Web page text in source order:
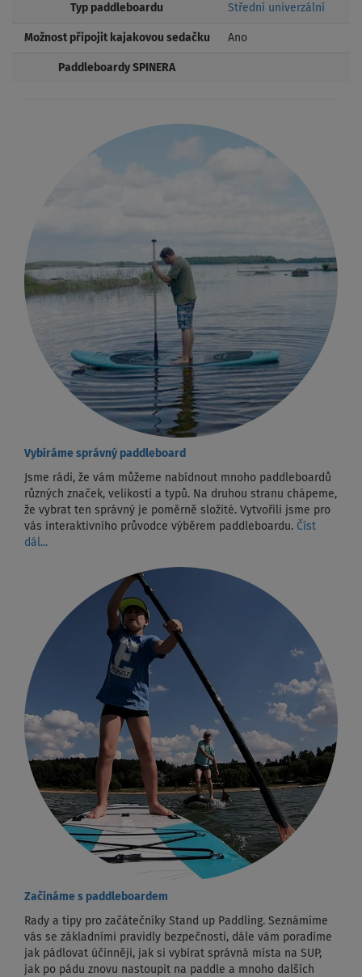
Typ paddleboardu Střední univerzální
Možnost připojit kajakovou sedačku Ano
Paddleboardy SPINERA
Vybíráme správný paddleboard
Jsme rádi, že vám můžeme nabídnout mnoho paddleboardů
různých značek, velikostí a typů. Na druhou stranu chápeme,
že vybrat ten správný je poměrně složité. Vytvořili jsme pro
vás interaktivního průvodce výběrem paddleboardu. Číst
dál...
Začínáme s paddleboardem
Rady a tipy pro začátečníky Stand up Paddling. Seznámíme
vás se základními pravidly bezpečnosti, dále vám poradíme
jak pádlovat účinněji, jak si vybírat správná místa na SUP,
jak po pádu znovu nastoupit na paddle a mnoho dalších